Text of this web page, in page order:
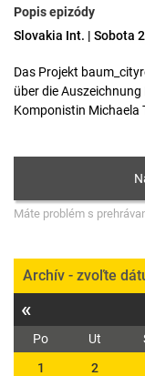
Popis epizódy
Slovakia Int. | Sobota
Das Projekt
über die
Komponistin Michaela
Máte problém s
Archív - zvoľte
«
Po Ut
1
2